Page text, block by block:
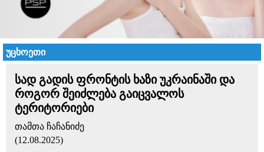
უცხოეთი
სად გადის ფრონტის ხაზი უკრაინაში და
როგორ შეიძლება გაიცვალოს
ტერიტორიები
თამთა ჩაჩანიძე
(12.08.2025)